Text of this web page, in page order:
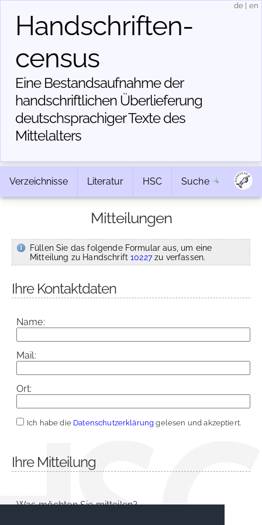
Handschriften­
census
Eine Bestandsaufnahme der
handschriftlichen Über­lieferung
deutschsprachiger Texte des
Mittelalters
de en
Verzeichnisse Literatur HSC Suche
Mitteilungen
Füllen Sie das folgende Formular aus, um eine
Mitteilung zu Handschrift10227zu verfassen.
Ihre Kontaktdaten
Name:
Mail:
Ort:
Ich habe die Datenschutzerklärung gelesen und akzeptiert.
Ihre Mitteilung
Was möchten Sie mitteilen?